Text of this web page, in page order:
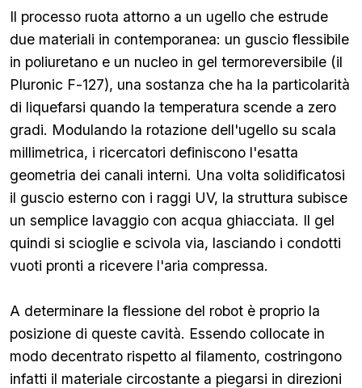
Il processo ruota attorno a un ugello che estrude
due materiali in contemporanea: un guscio flessibile
in poliuretano e un nucleo in gel termoreversibile (il
Pluronic F-127), una sostanza che ha la particolarità
di liquefarsi quando la temperatura scende a zero
gradi. Modulando la rotazione dell'ugello su scala
millimetrica, i ricercatori definiscono l'esatta
geometria dei canali interni. Una volta solidificatosi
il guscio esterno con i raggi UV, la struttura subisce
un semplice lavaggio con acqua ghiacciata. Il gel
quindi si scioglie e scivola via, lasciando i condotti
vuoti pronti a ricevere l'aria compressa.
A determinare la flessione del robot è proprio la
posizione di queste cavità. Essendo collocate in
modo decentrato rispetto al filamento, costringono
infatti il materiale circostante a piegarsi in direzioni